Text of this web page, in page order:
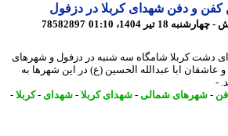
و دفن شهدای کربلا در دزفول
78582897
کربلا شامگاه سه شنبه در دزفول و شهرهای
ابا عبدالله الحسین (ع) در این شهرها به
شهرهای شمالی-شهدای کربلا- شهدای- کربلا-